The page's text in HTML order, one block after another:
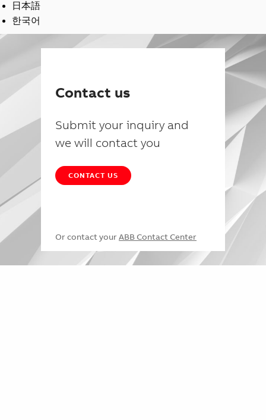
日本語
한국어
Contact us
Submit your inquiry and
we will contact you
CONTACT US
Or contact your ABB Contact Center